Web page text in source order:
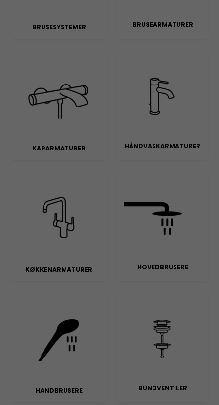
BRUSESYSTEMER BRUSEARMATURER
KARARMATURER HÅNDVASKARMATURER
KØKKENARMATURER HOVEDBRUSERE
HÅNDBRUSERE BUNDVENTILER